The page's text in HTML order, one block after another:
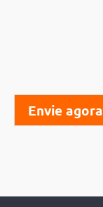
Envie agora